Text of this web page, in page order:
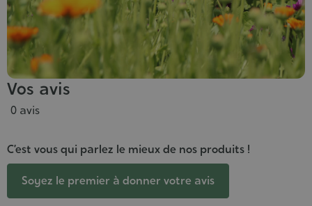
Vos avis
0 avis
C’est vous qui parlez le mieux de nos produits !
Soyez le premier à donner votre avis